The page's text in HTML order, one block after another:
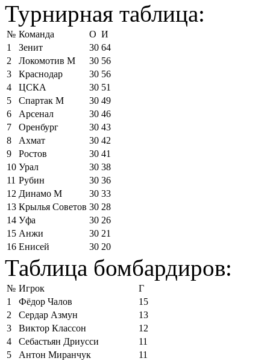
Турнирная таблица:
№ Команда О И
1
Зенит 30 64
2
Локомотив М 30 56
3
Краснодар 30 56
4
ЦСКА 30 51
5
Спартак М 30 49
6
Арсенал 30 46
7
Оренбург 30 43
8
Ахмат 30 42
9
Ростов 30 41
10 Урал 30 38
11 Рубин 30 36
12 Динамо М 30 33
13 Крылья Советов 30 28
14 Уфа 30 26
15 Анжи 30 21
16 Енисей 30 20
Таблица бомбардиров:
№ Игрок
Г
1
Фёдор Чалов
15
2
Сердар Азмун
13
3
Виктор Классон
12
4
Себастьян Дриусси
11
5
Антон Миранчук
11